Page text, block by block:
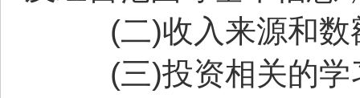
(二)收入来源和
(三)投资相关的